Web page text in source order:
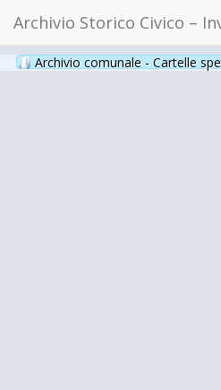
Archivio Storico Civico –
Archivio comunale - Cartelle